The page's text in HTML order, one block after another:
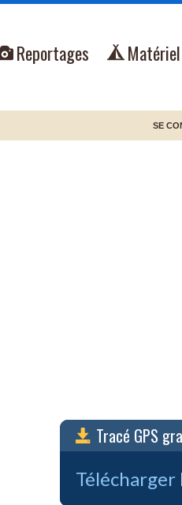
Reportages Matériel
SE
Tracé GPS
Télécharger